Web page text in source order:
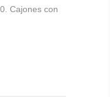
Cajones con